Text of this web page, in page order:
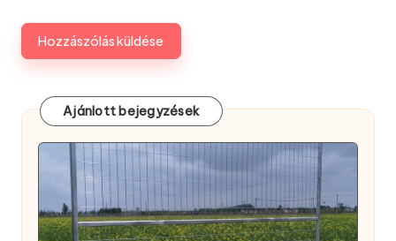
Ajánlott bejegyzések